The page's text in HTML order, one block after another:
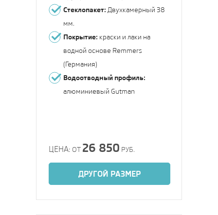
Стеклопакет: Двухкамерный 38
мм.
Покрытие: краски и лаки на
водной основе Remmers
(Германия)
Водоотводный профиль:
алюминиевый Gutman
ЦЕНА: ОТ 26 850 РУБ.
ДРУГОЙ РАЗМЕР